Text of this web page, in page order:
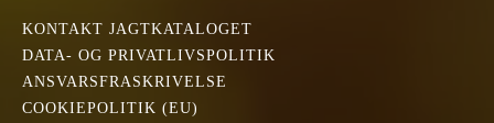
KONTAKT JAGTKATALOGET
DATA- OG PRIVATLIVSPOLITIK
ANSVARSFRASKRIVELSE
COOKIEPOLITIK (EU)